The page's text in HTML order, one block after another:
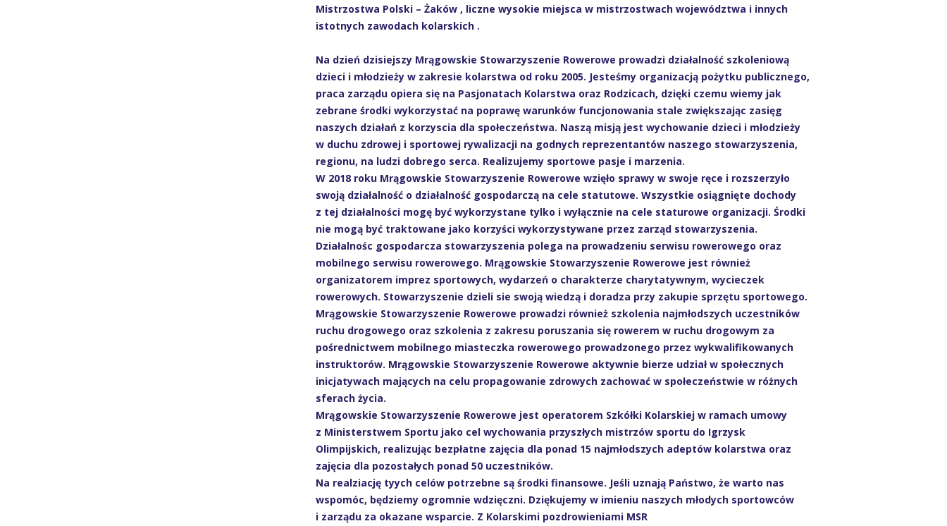
Mistrzostwa Polski – Żaków , liczne wysokie miejsca w mistrzostwach województwa i innych
istotnych zawodach kolarskich .
Na dzień dzisiejszy Mrągowskie Stowarzyszenie Rowerowe prowadzi działalność szkoleniową
dzieci i młodzieży w zakresie kolarstwa od roku 2005. Jesteśmy organizacją pożytku publicznego,
praca zarządu opiera się na Pasjonatach Kolarstwa oraz Rodzicach, dzięki czemu wiemy jak
zebrane środki wykorzystać na poprawę warunków funcjonowania stale zwiększając zasięg
naszych działań z korzyscia dla społeczeństwa. Naszą misją jest wychowanie dzieci i młodzieży
w duchu zdrowej i sportowej rywalizacji na godnych reprezentantów naszego stowarzyszenia,
regionu, na ludzi dobrego serca. Realizujemy sportowe pasje i marzenia.
W 2018 roku Mrągowskie Stowarzyszenie Rowerowe wzięło sprawy w swoje ręce i rozszerzyło
swoją działalność o działalność gospodarczą na cele statutowe. Wszystkie osiągnięte dochody
z tej działalności mogę być wykorzystane tylko i wyłącznie na cele staturowe organizacji. Środki
nie mogą być traktowane jako korzyści wykorzystywane przez zarząd stowarzyszenia.
Działalnośc gospodarcza stowarzyszenia polega na prowadzeniu serwisu rowerowego oraz
mobilnego serwisu rowerowego. Mrągowskie Stowarzyszenie Rowerowe jest również
organizatorem imprez sportowych, wydarzeń o charakterze charytatywnym, wycieczek
rowerowych. Stowarzyszenie dzieli sie swoją wiedzą i doradza przy zakupie sprzętu sportowego.
Mrągowskie Stowarzyszenie Rowerowe prowadzi również szkolenia najmłodszych uczestników
ruchu drogowego oraz szkolenia z zakresu poruszania się rowerem w ruchu drogowym za
pośrednictwem mobilnego miasteczka rowerowego prowadzonego przez wykwalifikowanych
instruktorów. Mrągowskie Stowarzyszenie Rowerowe aktywnie bierze udział w społecznych
inicjatywach mających na celu propagowanie zdrowych zachować w społeczeństwie w różnych
sferach życia.
Mrągowskie Stowarzyszenie Rowerowe jest operatorem Szkółki Kolarskiej w ramach umowy
z Ministerstwem Sportu jako cel wychowania przyszłych mistrzów sportu do Igrzysk
Olimpijskich, realizując bezpłatne zajęcia dla ponad 15 najmłodszych adeptów kolarstwa oraz
zajęcia dla pozostałych ponad 50 uczestników.
Na realziację tyych celów potrzebne są środki finansowe. Jeśli uznają Państwo, że warto nas
wspomóc, będziemy ogromnie wdzięczni. Dziękujemy w imieniu naszych młodych sportowców
i zarządu za okazane wsparcie. Z Kolarskimi pozdrowieniami MSR